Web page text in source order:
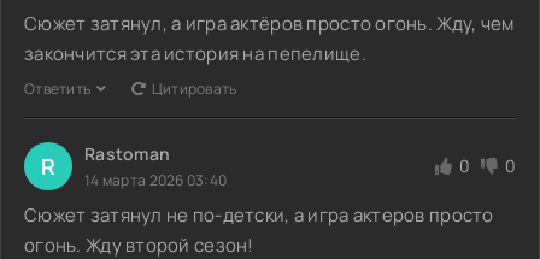
Сюжет затянул, а игра актёров просто огонь. Жду, чем
закончится эта история на пепелище.
Ответить Цитировать
R Rastoman
14 марта 2026 03:40
0 0
Сюжет затянул не по-детски, а игра актеров просто
огонь. Жду второй сезон!